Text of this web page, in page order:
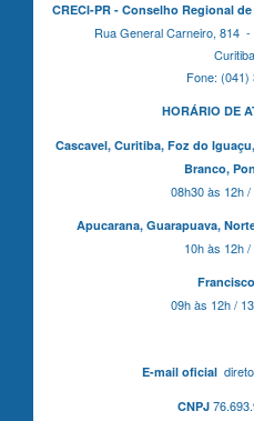
CRECI-PR - Conselho Regional
Rua General Carneiro,
Fone: (041)
HORÁRIO DE
Cascavel, Curitiba,Foz do Iguaçu,
Branco,
08h30 às 12h
Apucarana, Guarapuava,
10h às 12h
09h às 12h /
E-mail oficial
CNPJ